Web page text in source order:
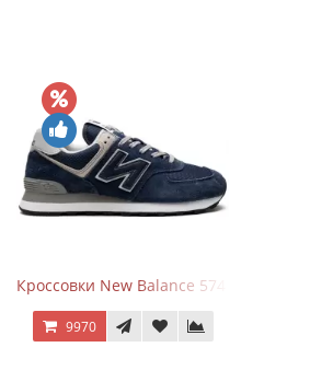
Кроссовки New Balance 574 Navy Blue Grey
9970